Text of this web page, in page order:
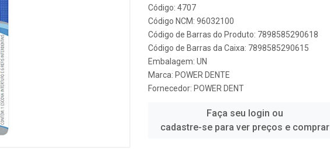
Código: 4707
Código NCM: 96032100
Código de Barras do Produto: 7898585290618
Código de Barras da Caixa: 7898585290615
Embalagem: UN
Marca: POWER DENTE
Fornecedor: POWER DENT
Faça seu login ou
cadastre-se para ver preços e comprar